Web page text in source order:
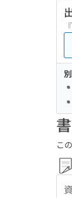
こ